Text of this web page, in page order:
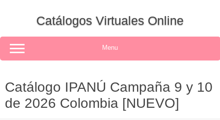
Catálogos Virtuales Online
Menu
Catálogo IPANÚ Campaña 9 y 10
de 2026 Colombia [NUEVO]